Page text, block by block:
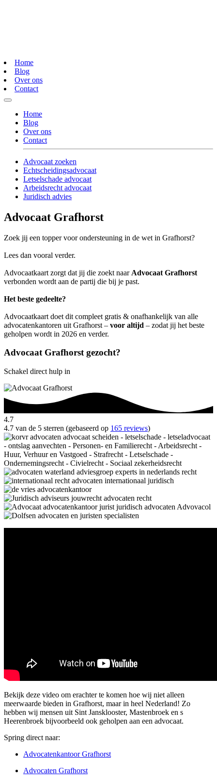
Home
Blog
Over ons
Contact
Home
Blog
Over ons
Contact
Advocaat zoeken
Echtscheidingsadvocaat
Letselschade advocaat
Arbeidsrecht advocaat
Juridisch advies
Advocaat Grafhorst
Zoek jij een topper voor ondersteuning in de wet in Grafhorst?
Lees dan vooral verder.
Advocaatkaart zorgt dat jij die zoekt naar Advocaat Grafhorst
verbonden wordt aan de partij die bij je past.
Het beste gedeelte?
Advocaatkaart doet dit compleet gratis & onafhankelijk van alle
advocatenkantoren uit Grafhorst – voor altijd – zodat jij het beste
geholpen wordt in 2026 en verder.
Advocaat Grafhorst gezocht?
Schakel direct hulp in
4.7
4.7 van de 5 sterren (gebaseerd op 165 reviews)
Bekijk deze video om erachter te komen hoe wij niet alleen
meerwaarde bieden in Grafhorst, maar in heel Nederland! Zo
hebben wij mensen uit Sint Jansklooster, Mastenbroek en s
Heerenbroek bijvoorbeeld ook geholpen aan een advocaat.
Spring direct naar:
Advocatenkantoor Grafhorst
Advocaten Grafhorst